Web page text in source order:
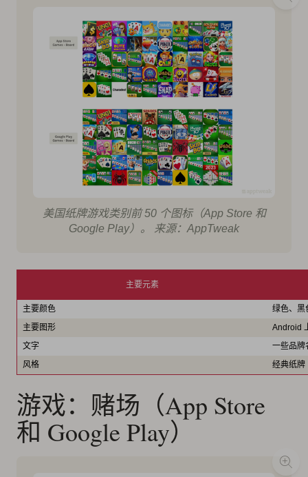
美国纸牌游戏类别前 50 个图标（App Store 和
Google Play）。 来源：AppTweak
主要元素
主要颜色
绿色、黑
主要图形
Android
文字
一些品牌
风格
经典纸牌
游戏：赌场（App Store
和 Google Play）